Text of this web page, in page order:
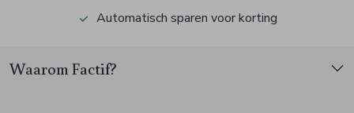
Automatisch sparen voor korting
Waarom Factif?